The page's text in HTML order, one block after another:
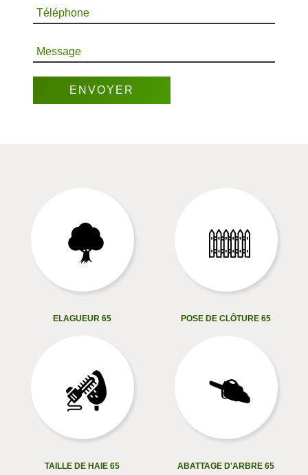
Téléphone
Message
ELAGUEUR 65 POSE DE CLÔTURE 65
TAILLE DE HAIE 65 ABATTAGE D'ARBRE 65